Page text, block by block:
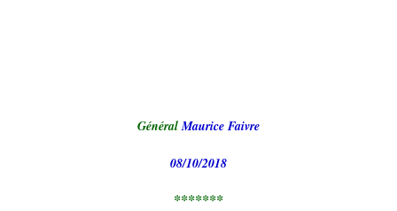
GénéralMaurice Faivre
08/10/2018
*******